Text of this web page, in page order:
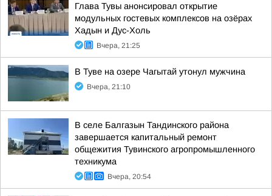
Глава Тувы анонсировал открытие
модульных гостевых комплексов на озёрах
Хадын и Дус-Холь
Вчера, 21:25
В Туве на озере Чагытай утонул мужчина
Вчера, 21:10
В селе Балгазын Тандинского района
завершается капитальный ремонт
общежития Тувинского агропромышленного
техникума
Вчера, 20:54